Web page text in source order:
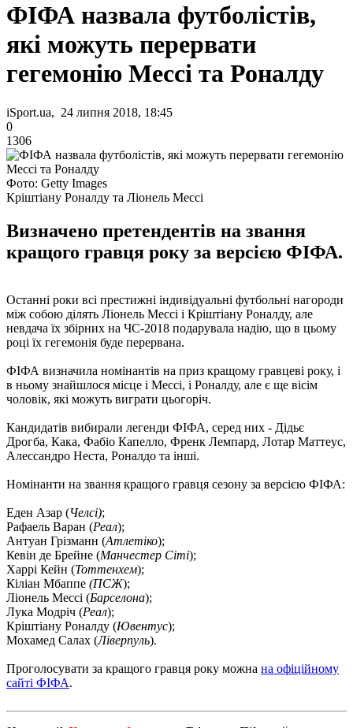
ФІФА назвала футболістів,
які можуть перервати
гегемонію Мессі та Роналду
iSport.ua, 24 липня 2018, 18:45
0
1306
Фото: Getty Images
Кріштіану Роналду та Ліонель Мессі
Визначено претендентів на звання
кращого гравця року за версією ФІФА.
Останні роки всі престижні індивідуальні футбольні нагороди
між собою ділять Ліонель Мессі і Кріштіану Роналду, але
невдача їх збірних на ЧС-2018 подарувала надію, що в цьому
році їх гегемонія буде перервана.
ФІФА визначила номінантів на приз кращому гравцеві року, і
в ньому знайшлося місце і Мессі, і Роналду, але є ще вісім
чоловік, які можуть виграти цьогоріч.
Кандидатів вибирали легенди ФІФА, серед них - Дідьє
Дрогба, Кака, Фабіо Капелло, Френк Лемпард, Лотар Маттеус,
Алессандро Неста, Роналдо та інші.
Номінанти на звання кращого гравця сезону за версією ФІФА:
Еден Азар (Челсі);
Рафаель Варан (Реал);
Антуан Грізманн (Атлетіко);
Кевін де Брейне (Манчестер Сіті);
Харрі Кейн (Тоттенхем);
Кіліан Мбаппе (ПСЖ);
Ліонель Мессі (Барселона);
Лука Модріч (Реал);
Кріштіану Роналду (Ювентус);
Мохамед Салах (Ліверпуль).
Проголосувати за кращого гравця року можна на офіційному
сайті ФІФА.